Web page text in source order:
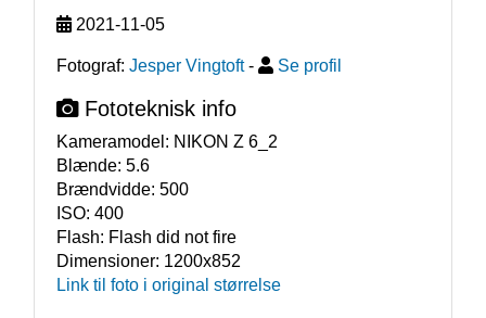
2021-11-05
Fotograf: Jesper Vingtoft - Se profil
Fototeknisk info
Kameramodel: NIKON Z 6_2
Blænde: 5.6
Brændvidde: 500
ISO: 400
Flash: Flash did not fire
Dimensioner: 1200x852
Link til foto i original størrelse